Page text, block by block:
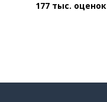
177 тыс. оценок